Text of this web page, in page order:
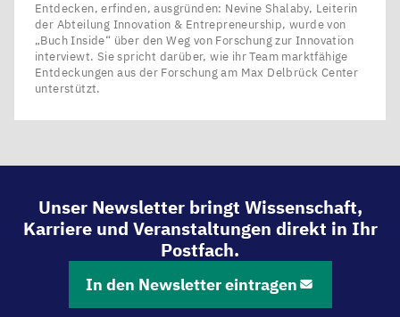
Entdecken, erfinden, ausgründen: Nevine Shalaby, Leiterin
der Abteilung Innovation & Entrepreneurship, wurde von ​
„Buch Inside“ über den Weg von Forschung zur Innovation
interviewt. Sie spricht darüber, wie ihr Team marktfähige
Entdeckungen aus der Forschung am Max Delbrück Center
unterstützt.
Unser Newsletter bringt Wissenschaft,
Karriere und Veranstaltungen direkt in Ihr
Postfach.
In den Newsletter eintragen